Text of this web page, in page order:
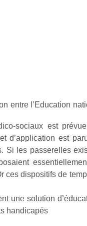
entre l’Education
est
d’application est
Si les passerelles
ces dispositifs de
une solution
handicapés